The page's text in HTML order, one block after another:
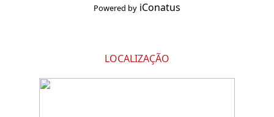
Powered by iConatus
LOCALIZAÇÃO